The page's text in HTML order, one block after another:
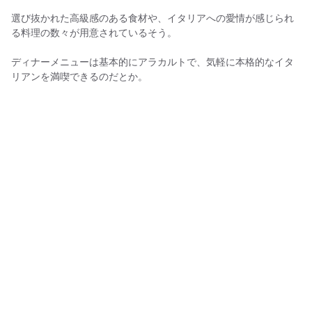
選び抜かれた高級感のある食材や、イタリアへの愛情が感じられ
る料理の数々が用意されているそう。
ディナーメニューは基本的にアラカルトで、気軽に本格的なイタ
リアンを満喫できるのだとか。